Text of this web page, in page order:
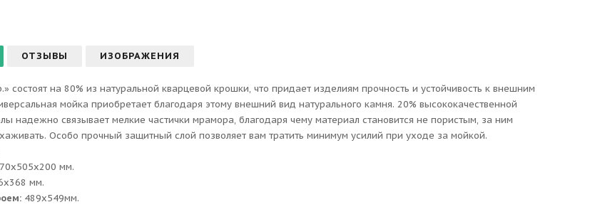
ОТЗЫВЫ ИЗОБРАЖЕНИЯ
состоят на 80% из натуральной кварцевой крошки, что придает изделиям прочность и устойчивость к внешним
мойка приобретает благодаря этому внешний вид натурального камня. 20% высококачественной
надежно связывает мелкие частички мрамора, благодаря чему материал становится не пористым, за ним
Особо прочный защитный слой позволяет вам тратить минимум усилий при уходе за мойкой.
мм.
мм.
489x549мм.